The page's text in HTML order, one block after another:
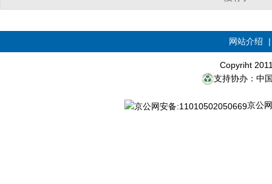
网站介绍
Copyriht
支持协办：中
京公